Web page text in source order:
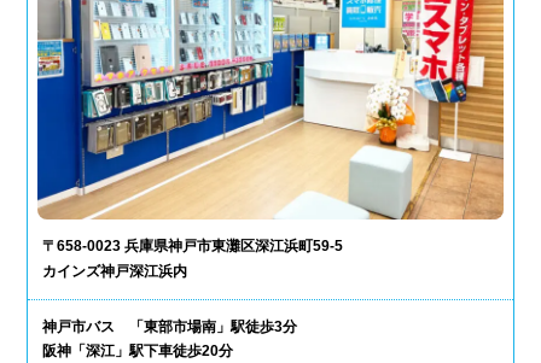
〒658-0023 兵庫県神戸市東灘区深江浜町59-5
カインズ神戸深江浜内
神戸市バス 「東部市場南」駅徒歩3分
阪神「深江」駅下車徒歩20分